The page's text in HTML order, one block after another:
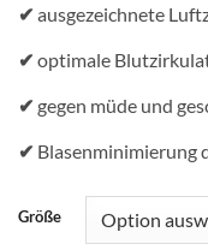
✔ ausgezeichnete
✔ optimale
✔ gegen müde und
✔ Blasenminimierung
Größe